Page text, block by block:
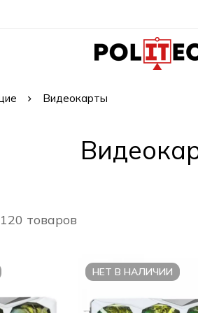
Видеокарты
товаров
НЕТ В НАЛИЧИИ